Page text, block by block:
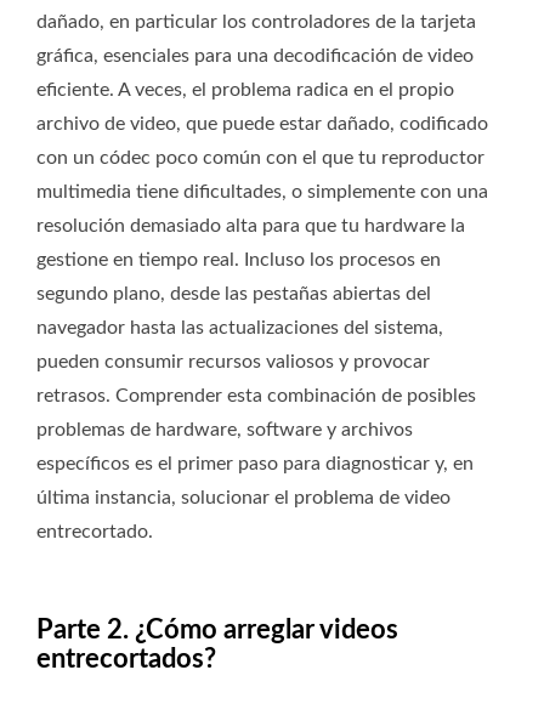
dañado, en particular los controladores de la tarjeta
gráfica, esenciales para una decodificación de video
eficiente. A veces, el problema radica en el propio
archivo de video, que puede estar dañado, codificado
con un códec poco común con el que tu reproductor
multimedia tiene dificultades, o simplemente con una
resolución demasiado alta para que tu hardware la
gestione en tiempo real. Incluso los procesos en
segundo plano, desde las pestañas abiertas del
navegador hasta las actualizaciones del sistema,
pueden consumir recursos valiosos y provocar
retrasos. Comprender esta combinación de posibles
problemas de hardware, software y archivos
específicos es el primer paso para diagnosticar y, en
última instancia, solucionar el problema de video
entrecortado.
Parte 2. ¿Cómo arreglar videos
entrecortados?